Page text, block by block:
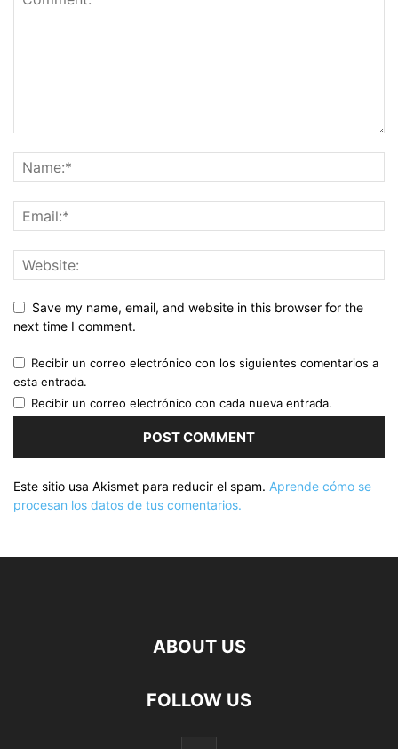
Save my name, email, and website in this browser for the
next time I comment.
Recibir un correo electrónico con los siguientes comentarios a
esta entrada.
Recibir un correo electrónico con cada nueva entrada.
Este sitio usa Akismet para reducir el spam. Aprende cómo se
procesan los datos de tus comentarios.
ABOUT US
FOLLOW US